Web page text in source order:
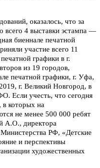
оказалось, что за
всего 4 выставки эстампа —
биеннале печатной
участие всего 11
графики в г.
из 19 городов,
печатной графики, г. Уфа,
г. Великий Новгород, в
Если учесть, что сегодня
которых на
не менее 500 000 ребят
А.О., директора
РФ, «Детские
и перспективы
художественных